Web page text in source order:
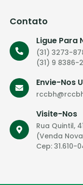
Contato
Ligue Para
(31) 3273-
(31) 9 8386-
Envie-Nos
Visite-Nos
Rua Quintil,
(Venda
Cep: 31.610-